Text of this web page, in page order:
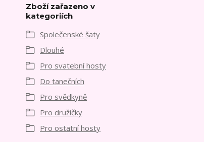
Zboží zařazeno v
kategoriích
Společenské šaty
Dlouhé
Pro svatební hosty
Do tanečních
Pro svědkyně
Pro družičky
Pro ostatní hosty